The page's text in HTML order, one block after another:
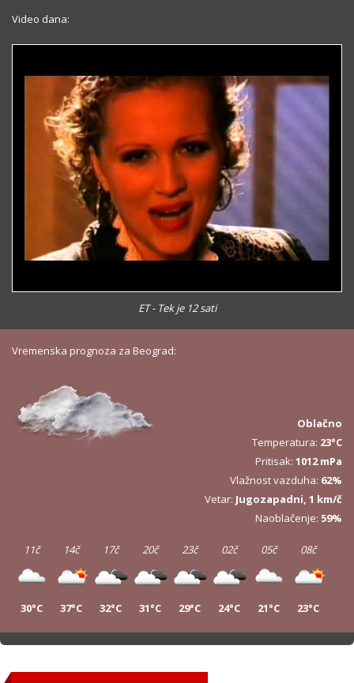
Video dana:
ET - Tek je 12 sati
Vremenska prognoza za Beograd:
Oblačno
Temperatura: 23°C
Pritisak: 1012 mPa
Vlažnost vazduha: 62%
Vetar: Jugozapadni, 1 km/č
Naoblačenje: 59%
11č
30°C
14č
37°C
17č
32°C
20č
31°C
23č
29°C
02č
24°C
05č
21°C
08č
23°C